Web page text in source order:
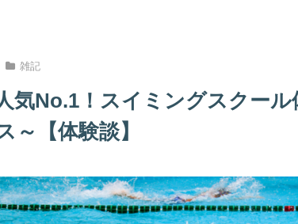
雑記
気No.1！スイミングスクー
～【体験談】